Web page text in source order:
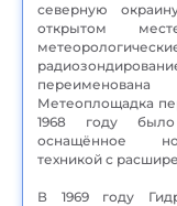
северную
открытом
Метеоплощадка
1968 году было
оснащённое
техникой с
В 1969 году